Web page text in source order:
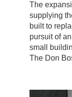
The
supplying
built to
pursuit of
small
The Don